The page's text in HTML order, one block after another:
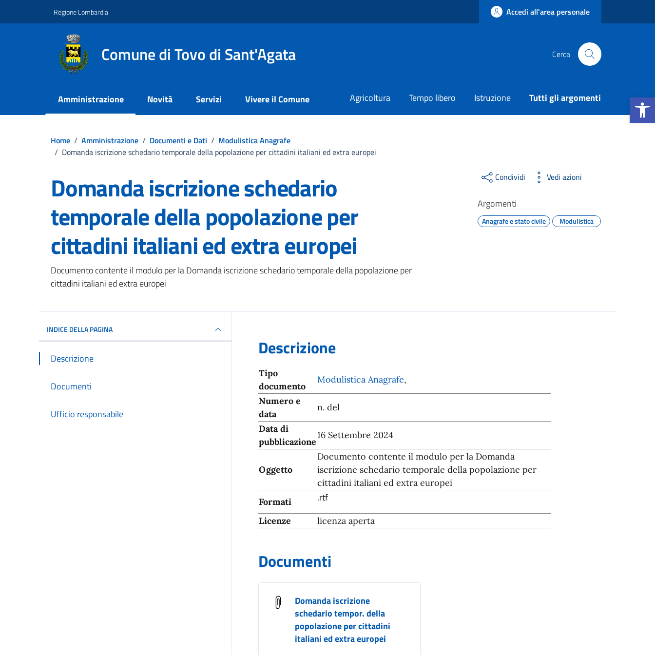
Apri la
Regione Lombardia Accedi all'area personale
Comune di Tovo di Sant'Agata Cerca
Amministrazione Novità Servizi Vivere il Comune Agricoltura Tempo libero Istruzione Tutti gli argomenti
Home / Amministrazione / Documenti e Dati / Modulistica Anagrafe
/ Domanda iscrizione schedario temporale della popolazione per cittadini italiani ed extra europei
Domanda iscrizione schedario
temporale della popolazione per
cittadini italiani ed extra europei
Dettagli del documento
Documento contente il modulo per la Domanda iscrizione schedario temporale della popolazione per
cittadini italiani ed extra europei
Condividi Vedi azioni
Argomenti
Anagrafe e stato civile Modulistica
INDICE DELLA PAGINA
Descrizione
Documenti
Ufficio responsabile
Descrizione
Tipo
documento
Modulistica Anagrafe,
Numero e
data
n. del
Data di
pubblicazione
16 Settembre 2024
Oggetto
Documento contente il modulo per la Domanda
iscrizione schedario temporale della popolazione per
cittadini italiani ed extra europei
Formati
.rtf
Licenze licenza aperta
Documenti
Domanda iscrizione
schedario tempor. della
popolazione per cittadini
italiani ed extra europei